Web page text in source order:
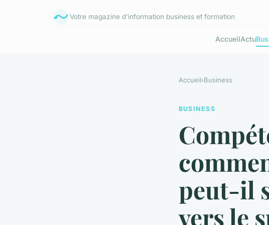
Votre magazine d'information business et formation
AccueilActu
Accueil›Business
BUSINESS
peut-il
vers le